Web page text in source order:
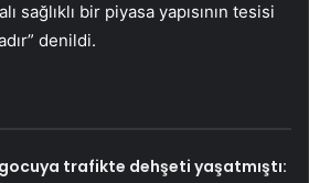
sağlıklı bir piyasa yapısının tesisi
denildi.
trafikte dehşeti yaşatmıştı: